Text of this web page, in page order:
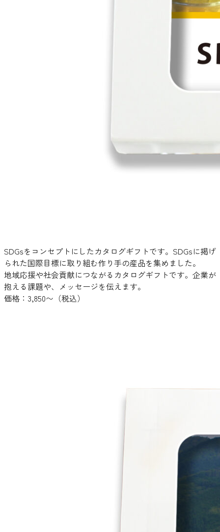
SDGsをコンセプトにしたカタログギフトです。SDGsに掲げ
られた国際目標に取り組む作り手の産品を集めました。
地域応援や社会貢献につながるカタログギフトです。企業が
抱える課題や、メッセージを伝えます。
価格：3,850〜（税込）